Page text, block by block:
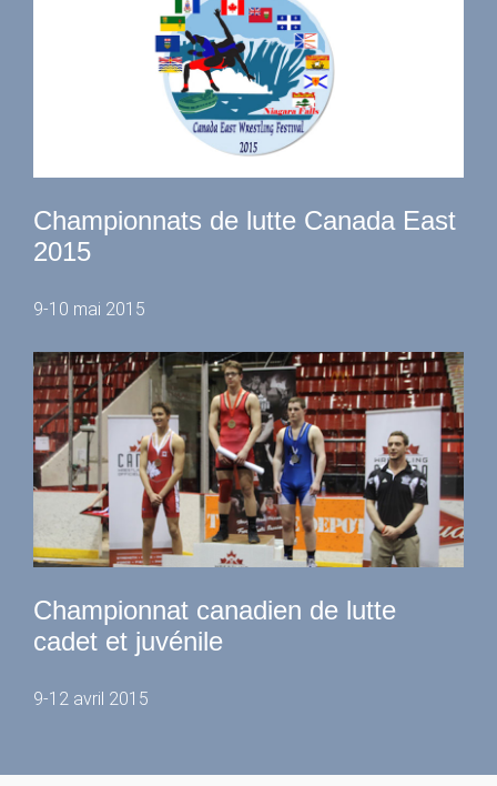
Championnats de lutte Canada East
2015
9-10 mai 2015
Championnat canadien de lutte
cadet et juvénile
9-12 avril 2015